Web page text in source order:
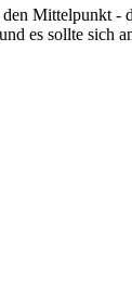
Mittelpunkt -
es sollte sich